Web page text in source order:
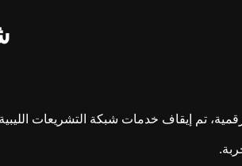
تم إيقاف خدمات شبكة التشريعات الليبية